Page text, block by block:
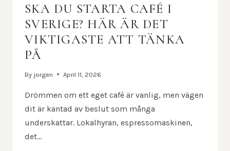
SKA DU STARTA CAFÉ I
SVERIGE? HÄR ÄR DET
VIKTIGASTE ATT TÄNKA
PÅ
By jorgen April 11, 2026
Drömmen om ett eget café är vanlig, men vägen
dit är kantad av beslut som många
underskattar. Lokalhyran, espressomaskinen,
det…